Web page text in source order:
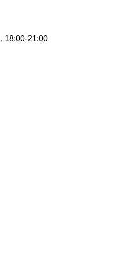
18:00-21:00